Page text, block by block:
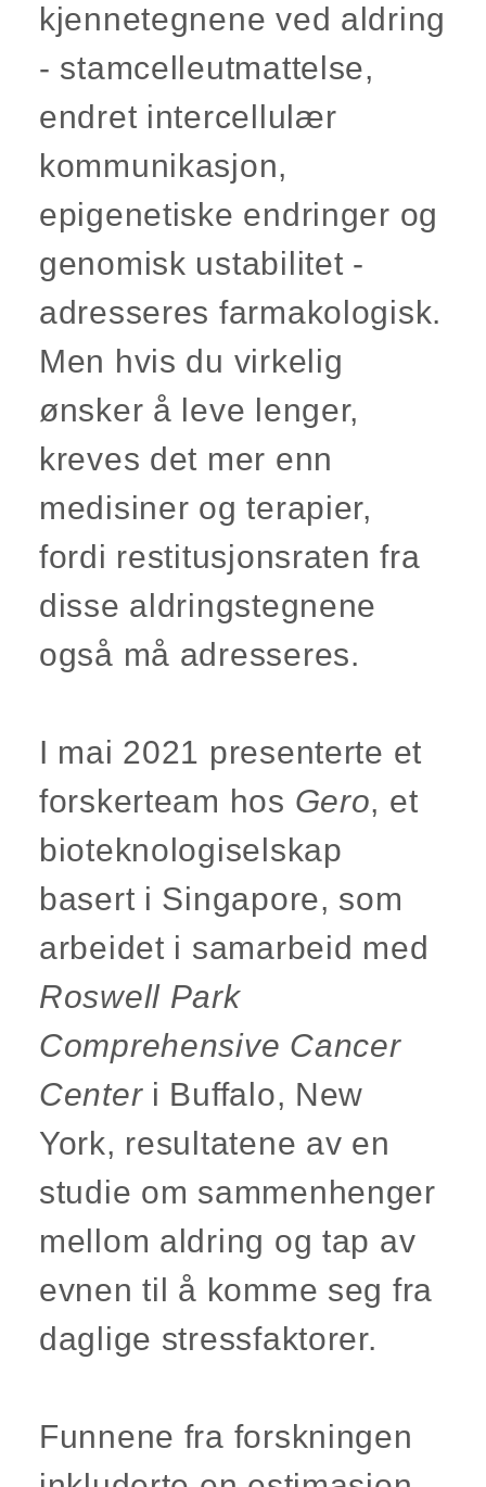
kjennetegnene ved aldring
- stamcelleutmattelse,
endret intercellulær
kommunikasjon,
epigenetiske endringer og
genomisk ustabilitet -
adresseres farmakologisk.
Men hvis du virkelig
ønsker å leve lenger,
kreves det mer enn
medisiner og terapier,
fordi restitusjonsraten fra
disse aldringstegnene
også må adresseres.
I mai 2021 presenterte et
forskerteam hos Gero, et
bioteknologiselskap
basert i Singapore, som
arbeidet i samarbeid med
Roswell Park
Comprehensive Cancer
Centeri Buffalo, New
York, resultatene av en
studie om sammenhenger
mellom aldring og tap av
evnen til å komme seg fra
daglige stressfaktorer.
Funnene fra forskningen